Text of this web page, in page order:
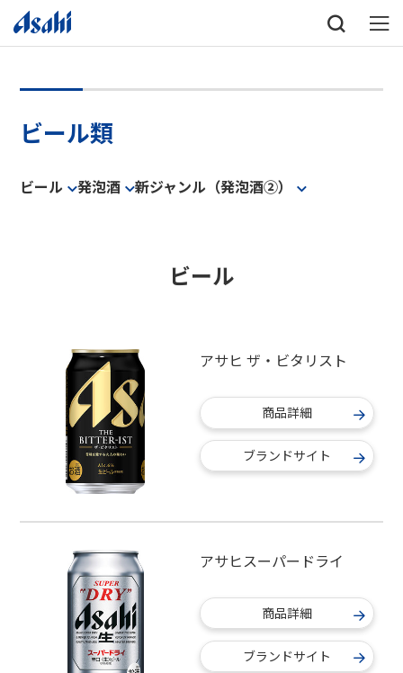
ビール類
ビール 発泡酒 新ジャンル（発泡酒②）
ビール
アサヒ ザ・ビタリスト
商品詳細
ブランドサイト
アサヒスーパードライ
商品詳細
ブランドサイト